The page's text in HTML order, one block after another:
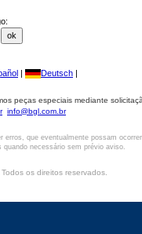
| Deutsch |
peças especiais mediante
info@bgl.com.br
que eventualmente possam
necessário sem prévio aviso.
os direitos reservados.